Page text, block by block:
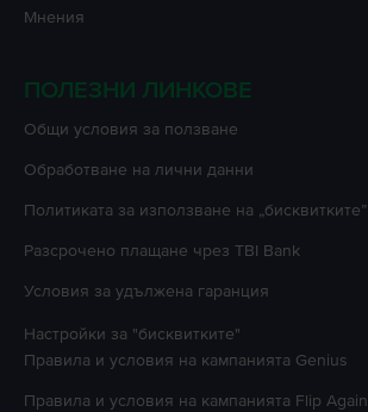
Мнения
ПОЛЕЗНИ ЛИНКОВЕ
Oбщи условия за ползване
Oбработване на лични данни
Политиката за използване на „бисквитките”
Разсрочено плащане чрез TBI Bank
Условия за удължена гаранция
Настройки за "бисквитките"
Правила и условия на кампанията Genius
Правила и условия на кампанията Flip Again